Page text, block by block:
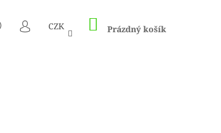
HLEDAT
PŘIHLÁŠENÍ
CZK NÁKUPNÍ
KOŠÍK
Prázdný košík